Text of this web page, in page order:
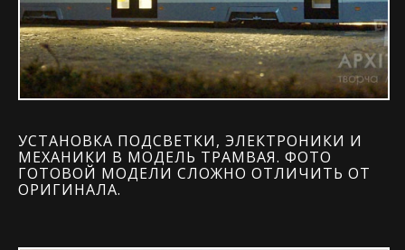
УСТАНОВКА ПОДСВЕТКИ, ЭЛЕКТРОНИКИ И
МЕХАНИКИ В МОДЕЛЬ ТРАМВАЯ. ФОТО
ГОТОВОЙ МОДЕЛИ СЛОЖНО ОТЛИЧИТЬ ОТ
ОРИГИНАЛА.